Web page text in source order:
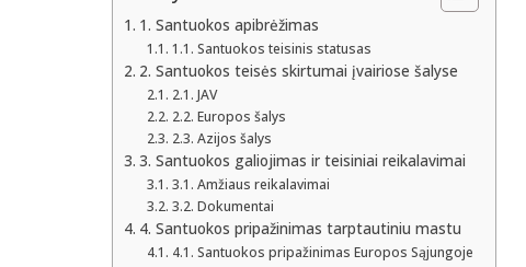
1. Santuokos apibrėžimas
1.1. Santuokos teisinis statusas
2. Santuokos teisės skirtumai įvairiose šalyse
2.1. JAV
2.2. Europos šalys
2.3. Azijos šalys
3. Santuokos galiojimas ir teisiniai reikalavimai
3.1. Amžiaus reikalavimai
3.2. Dokumentai
4. Santuokos pripažinimas tarptautiniu mastu
4.1. Santuokos pripažinimas Europos Sąjungoje